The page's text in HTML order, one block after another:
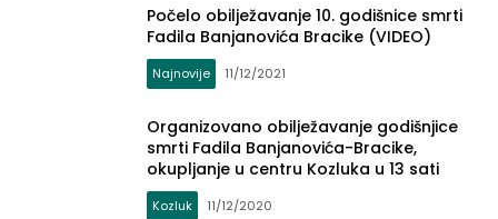
Počelo obilježavanje 10. godišnice smrti
Fadila Banjanovića Bracike (VIDEO)
Najnovije 11/12/2021
Organizovano obilježavanje godišnjice
smrti Fadila Banjanovića-Bracike,
okupljanje u centru Kozluka u 13 sati
Kozluk 11/12/2020